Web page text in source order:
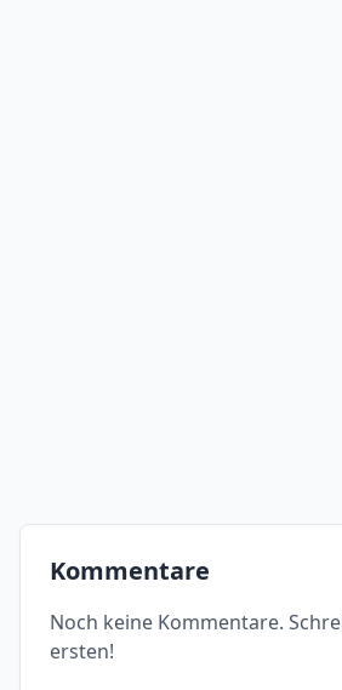
Kommentare
Noch keine Kommentare.
ersten!